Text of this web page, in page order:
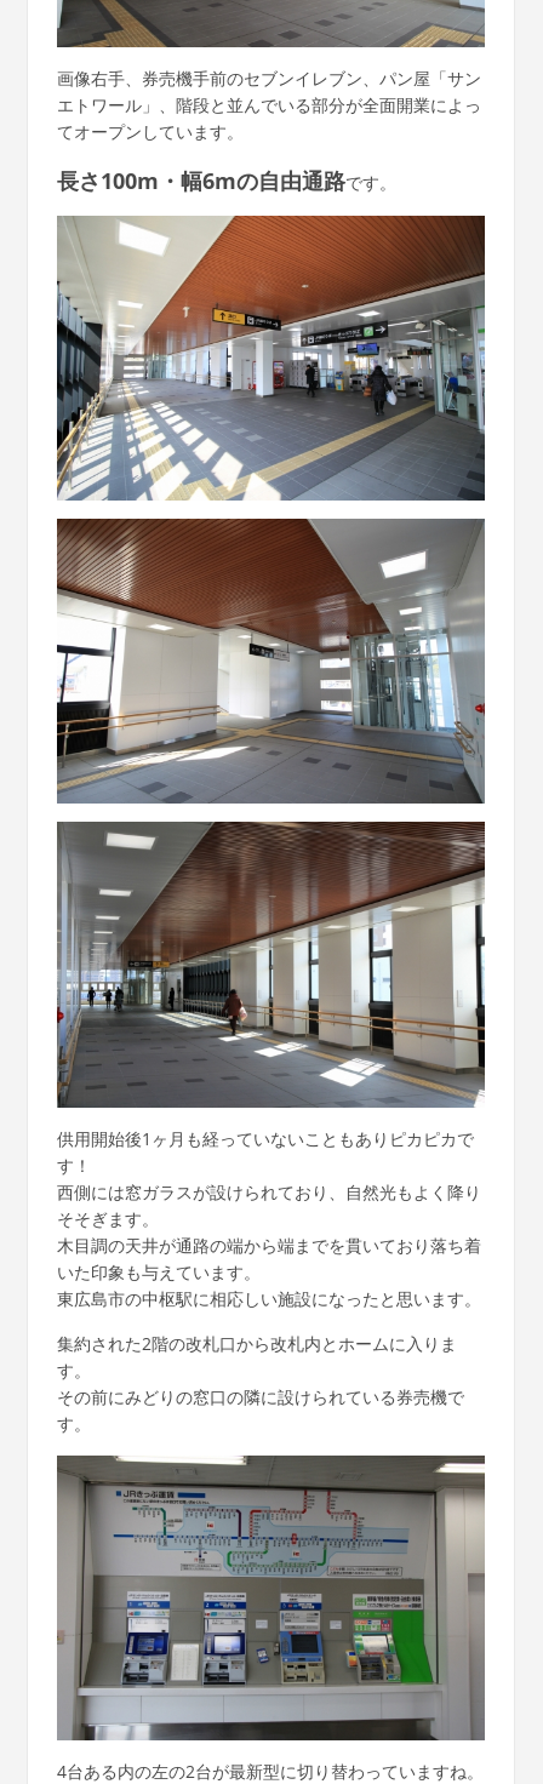
画像右手、券売機手前のセブンイレブン、パン屋「サン
エトワール」、階段と並んでいる部分が全面開業によっ
てオープンしています。
長さ100m・幅6mの自由通路です。
供用開始後1ヶ月も経っていないこともありピカピカで
す！
西側には窓ガラスが設けられており、自然光もよく降り
そそぎます。
木目調の天井が通路の端から端までを貫いており落ち着
いた印象も与えています。
東広島市の中枢駅に相応しい施設になったと思います。
集約された2階の改札口から改札内とホームに入りま
す。
その前にみどりの窓口の隣に設けられている券売機で
す。
4台ある内の左の2台が最新型に切り替わっていますね。